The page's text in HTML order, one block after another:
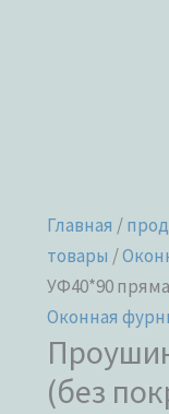
Главная /
товары /
УФ40*90
Оконная
(без